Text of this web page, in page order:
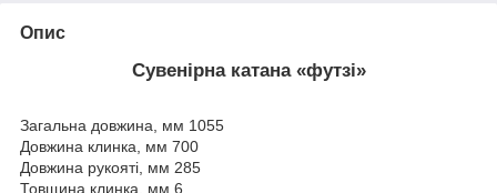
Опис
Сувенірна катана «футзі»
Загальна довжина, мм 1055
Довжина клинка, мм 700
Довжина рукояті, мм 285
Товщина клинка, мм 6